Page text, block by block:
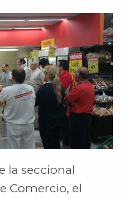
la seccional
Comercio, el